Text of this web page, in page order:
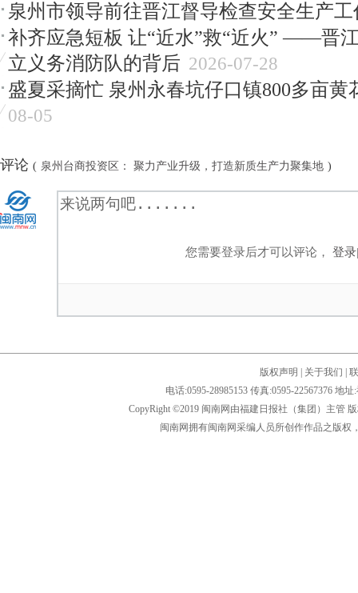
泉州市领导前往晋江督导检查安全生产工
补齐应急短板 让“近水”救“近火” ——晋
立义务消防队的背后 2026-07-28
盛夏采摘忙 泉州永春坑仔口镇800多亩黄
08-05
评论 ( 泉州台商投资区： 聚力产业升级，打造新质生产力聚集地 )
您需要登录后才可以评论，登录
版权声明 关于我们
电话:0595-28985153 传真:0595-22567376 地
CopyRight ©2019 闽南网由福建日报社（集团）主管
闽南网拥有闽南网采编人员所创作作品之版